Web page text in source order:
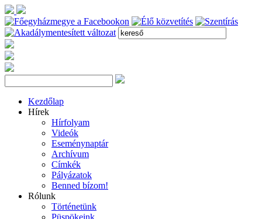
Kezdőlap
Hírek
Hírfolyam
Videók
Eseménynaptár
Archívum
Címkék
Pályázatok
Benned bízom!
Rólunk
Történetünk
Püspökeink